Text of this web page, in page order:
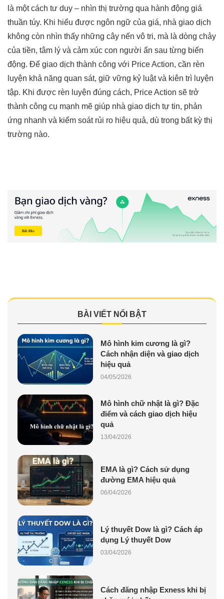
là một cách tư duy – nhìn thị trường qua hành động giá
thuần túy. Khi hiểu được ngôn ngữ của giá, nhà giao dịch
không còn nhìn thấy những cây nến vô tri, mà là dòng chảy
của tiền, tâm lý và cảm xúc con người ẩn sau từng biến
động. Để giao dịch thành công với Price Action, cần rèn
luyện khả năng quan sát, giữ vững kỷ luật và kiên trì luyện
tập. Khi được rèn luyện đúng cách, Price Action sẽ trở
thành công cụ mạnh mẽ giúp nhà giao dịch tự tin, phản
ứng nhanh và kiểm soát rủi ro hiệu quả, dù trong bất kỳ thị
trường nào.
BÀI VIẾT NỔI BẬT
Mô hình kim cương là gì?
Cách nhận diện và giao dịch
hiệu quả
04/05/2026
Mô hình chữ nhật là gì? Đặc
điểm và cách giao dịch hiệu
quả
13/04/2026
EMA là gì? Cách sử dụng
đường EMA hiệu quả
06/04/2026
Lý thuyết Dow là gì? Cách áp
dụng Lý thuyết Dow
03/04/2026
Cách đăng nhập Exness khi bị